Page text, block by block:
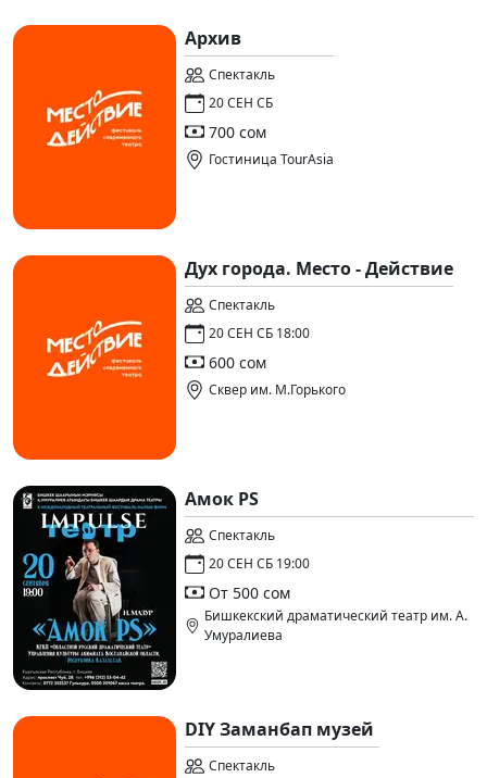
Архив
Спектакль
20 СЕН СБ
700 сом
Гостиница TourAsia
Дух города. Место - Действие
Спектакль
20 СЕН СБ 18:00
600 сом
Сквер им. М.Горького
Амок PS
Спектакль
20 СЕН СБ 19:00
От 500 сом
Бишкекский драматический театр им. А.
Умуралиева
DIY Заманбап музей
Спектакль